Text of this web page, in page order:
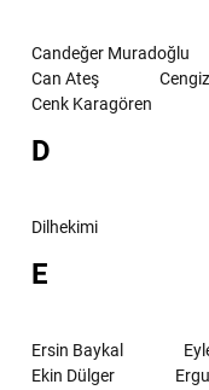
Candeğer Muradoğlu
Can Ateş
Cenk Karagören
D
Dilhekimi
E
Ersin Baykal
Ekin Dülger